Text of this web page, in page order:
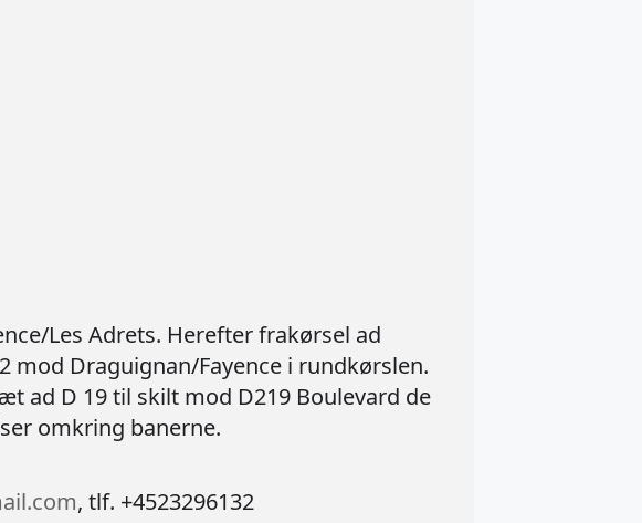
Les Adrets. Herefter frakørsel ad
mod Draguignan/Fayence i rundkørslen.
ad D 19 til skilt mod D219 Boulevard de
omkring banerne.
, tlf. +4523296132